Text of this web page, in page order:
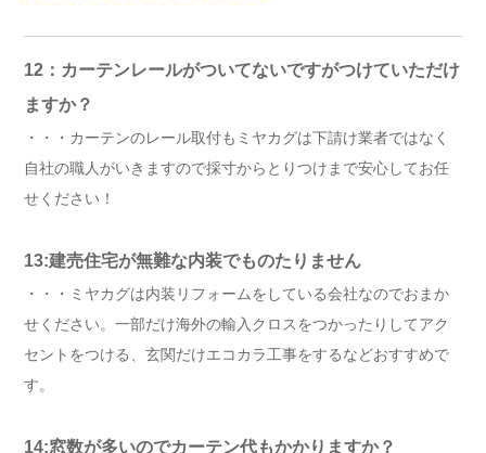
12：カーテンレールがついてないですがつけていただけ
ますか？
・・・カーテンのレール取付もミヤカグは下請け業者ではなく
自社の職人がいきますので採寸からとりつけまで安心してお任
せください！
13:建売住宅が無難な内装でものたりません
・・・ミヤカグは内装リフォームをしている会社なのでおまか
せください。一部だけ海外の輸入クロスをつかったりしてアク
セントをつける、玄関だけエコカラ工事をするなどおすすめで
す。
14:窓数が多いのでカーテン代もかかりますか？